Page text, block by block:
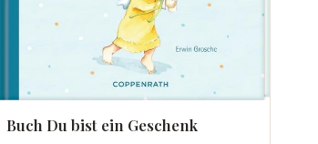
Buch Du bist ein Geschenk